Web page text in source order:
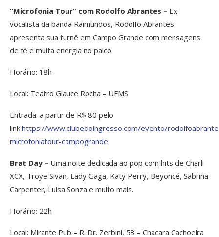
“Microfonia Tour” com Rodolfo Abrantes – Ex-
vocalista da banda Raimundos, Rodolfo Abrantes
apresenta sua turnê em Campo Grande com mensagens
de fé e muita energia no palco.
Horário: 18h
Local: Teatro Glauce Rocha – UFMS
Entrada: a partir de R$ 80 pelo
link https://www.clubedoingresso.com/evento/
microfoniatour-campogrande
Brat Day – Uma noite dedicada ao pop com hits de Charli
XCX, Troye Sivan, Lady Gaga, Katy Perry, Beyoncé, Sabrina
Carpenter, Luísa Sonza e muito mais.
Horário: 22h
Local: Mirante Pub – R. Dr. Zerbini, 53 – Chácara Cachoeira